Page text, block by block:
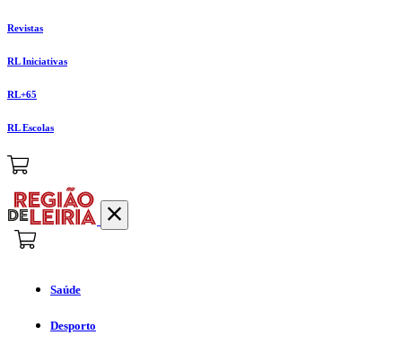
Revistas
RL Iniciativas
RL+65
RL Escolas
Saúde
Desporto